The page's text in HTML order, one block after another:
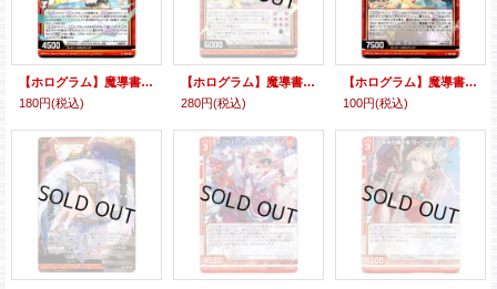
【ホログラム】魔導書∴夜更の魔女
180円(税込)
【ホログラム】魔導書∴紫雲の雷公
280円(税込)
【ホログラム】魔導書∴晴嵐の妖精
100円(税込)